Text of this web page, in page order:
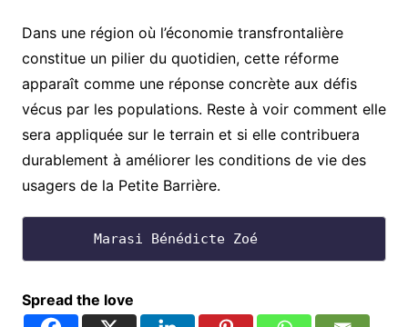
Dans une région où l’économie transfrontalière
constitue un pilier du quotidien, cette réforme
apparaît comme une réponse concrète aux défis
vécus par les populations. Reste à voir comment elle
sera appliquée sur le terrain et si elle contribuera
durablement à améliorer les conditions de vie des
usagers de la Petite Barrière.
       Marasi Bénédicte Zoé
Spread the love